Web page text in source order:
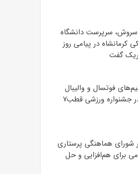
سروش، سرپرست دانشگاه
کرمانشاه در پیامی روز
گفت
فوتسال و والیبال
دانشگاه در جشنواره ورزشی قطب۷
شورای هماهنگی پرستاری
برای هم‌افزایی و حل